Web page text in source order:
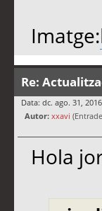
Imatge:
Re:
Data: dc. ago. 31,
Autor: xxavi
Hola